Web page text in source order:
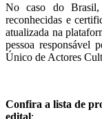
No caso do Brasil,
reconhecidas e
atualizada na
pessoa responsável
Único de Actores
Confira a lista de
edital: